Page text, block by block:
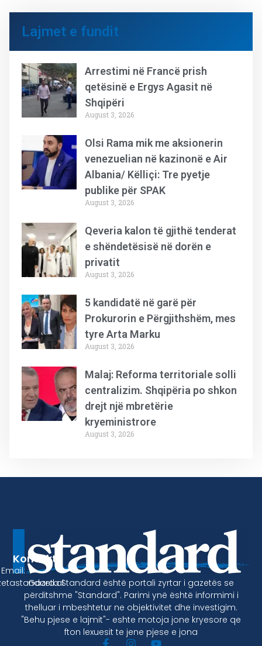
Lajmet e fundit
Arrestimi në Francë prish
qetësinë e Ergys Agasit në
Shqipëri
August 3, 2026
Olsi Rama mik me aksionerin
venezuelian në kazinonë e Air
Albania/ Këlliçi: Tre pyetje
publike për SPAK
August 3, 2026
Qeveria kalon të gjithë tenderat
e shëndetësisë në dorën e
privatit
August 3, 2026
5 kandidatë në garë për
Prokurorin e Përgjithshëm, mes
tyre Arta Marku
August 3, 2026
Malaj: Reforma territoriale solli
centralizim. Shqipëria po shkon
drejt një mbretërie
kryeministrore
August 3, 2026
Gazeta Standard është portali zyrtar i gazetës se
përditshme "Standard". Parimi ynë është informimi i
thelluar i mbeshtetur ne objektivitet dhe investigim.
"Behu pjese e lajmit"- eshte motoja jone kryesore qe
fton lexuesit te jene pjese e jona
Kontakt
Email: